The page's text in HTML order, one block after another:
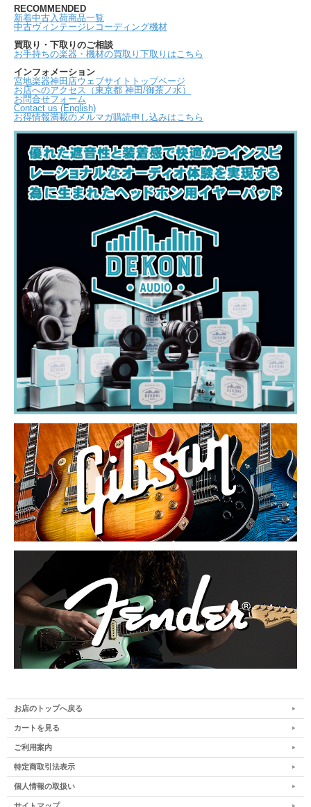
RECOMMENDED
新着中古入荷商品一覧
中古ヴィンテージレコーディング機材
買取り・下取りのご相談
お手持ちの楽器・機材の買取り下取りはこちら
インフォメーション
宮地楽器神田店ウェブサイトトップページ
お店へのアクセス（東京都 神田/御茶ノ水）
お問合せフォーム
Contact us (English)
お得情報満載のメルマガ購読申し込みはこちら
お店のトップへ戻る
カートを見る
ご利用案内
特定商取引法表示
個人情報の取扱い